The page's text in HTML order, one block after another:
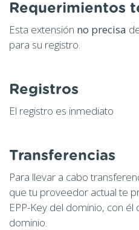
Requerimientos
Esta extensión no precisa
para su registro.
Registros
El registro es inmediato
Transferencias
Para llevar a cabo
que tu proveedor actual te
EPP-Key del dominio, con
dominio.